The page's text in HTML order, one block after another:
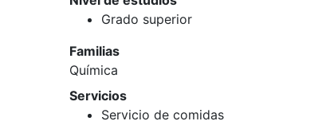
Grado superior
Familias
Química
Servicios
Servicio de comidas